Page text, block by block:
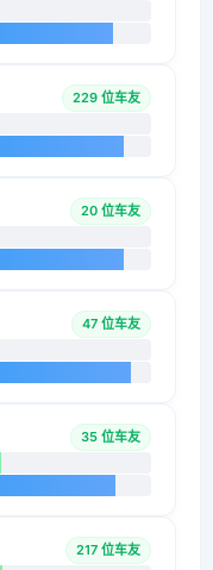
229 位车友
20 位车友
47 位车友
35 位车友
217 位车友